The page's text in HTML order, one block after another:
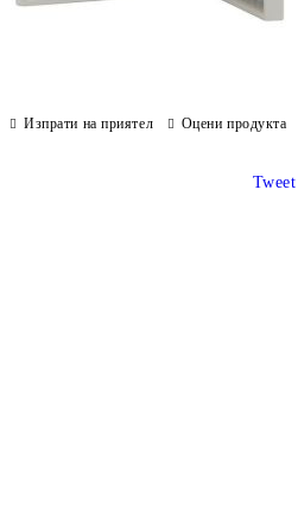
Изпрати на приятел Оцени продукта
Tweet